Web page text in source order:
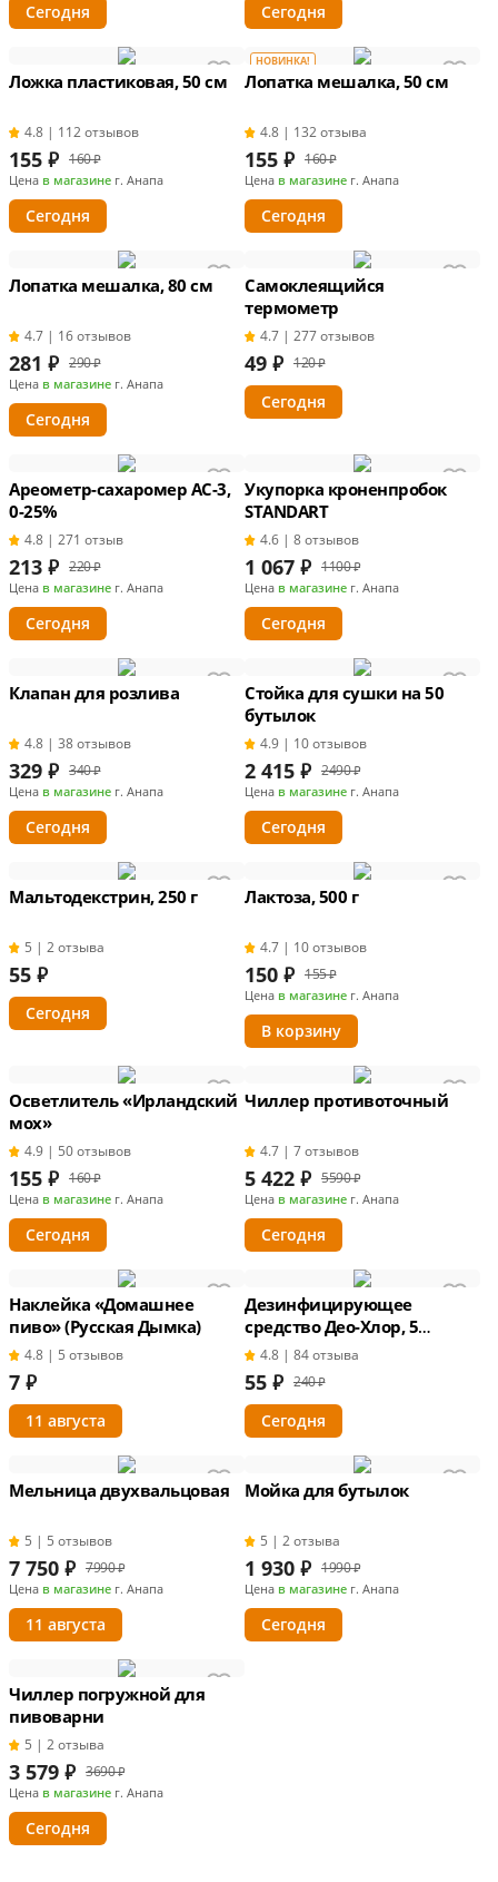
Сегодня Сегодня
Ложка пластиковая, 50 см
4.8 | 112 отзывов
155 ₽ 160 ₽
Цена в магазине г. Анапа
Сегодня
НОВИНКА!
Лопатка мешалка, 50 см
4.8 | 132 отзыва
155 ₽ 160 ₽
Цена в магазине г. Анапа
Сегодня
Лопатка мешалка, 80 см
4.7 | 16 отзывов
281 ₽ 290 ₽
Цена в магазине г. Анапа
Сегодня
Самоклеящийся
термометр
4.7 | 277 отзывов
49 ₽ 120 ₽
Сегодня
Ареометр-сахаромер АС-3,
0-25%
4.8 | 271 отзыв
213 ₽ 220 ₽
Цена в магазине г. Анапа
Сегодня
Укупорка кроненпробок
STANDART
4.6 | 8 отзывов
1 067 ₽ 1100 ₽
Цена в магазине г. Анапа
Сегодня
Клапан для розлива
4.8 | 38 отзывов
329 ₽ 340 ₽
Цена в магазине г. Анапа
Сегодня
Стойка для сушки на 50
бутылок
4.9 | 10 отзывов
2 415 ₽ 2490 ₽
Цена в магазине г. Анапа
Сегодня
Мальтодекстрин, 250 г
5 | 2 отзыва
55 ₽
Сегодня
Лактоза, 500 г
4.7 | 10 отзывов
150 ₽ 155 ₽
Цена в магазине г. Анапа
В корзину
Осветлитель «Ирландский
мох»
4.9 | 50 отзывов
155 ₽ 160 ₽
Цена в магазине г. Анапа
Сегодня
Чиллер противоточный
4.7 | 7 отзывов
5 422 ₽ 5590 ₽
Цена в магазине г. Анапа
Сегодня
Наклейка «Домашнее
пиво» (Русская Дымка)
4.8 | 5 отзывов
7 ₽
11 августа
Дезинфицирующее
средство Део-Хлор, 5
таблеток
4.8 | 84 отзыва
55 ₽ 240 ₽
Сегодня
Мельница двухвальцовая
5 | 5 отзывов
7 750 ₽ 7990 ₽
Цена в магазине г. Анапа
11 августа
Мойка для бутылок
5 | 2 отзыва
1 930 ₽ 1990 ₽
Цена в магазине г. Анапа
Сегодня
Чиллер погружной для
пивоварни
5 | 2 отзыва
3 579 ₽ 3690 ₽
Цена в магазине г. Анапа
Сегодня